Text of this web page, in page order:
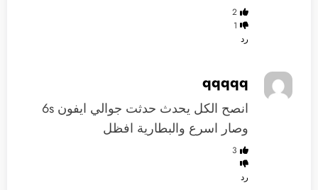
2
1
رد
qqqqq
انصح الكل يحدث حدثت جوالي ايفون 6s
وصار اسرع والبطارية افظل
3
رد